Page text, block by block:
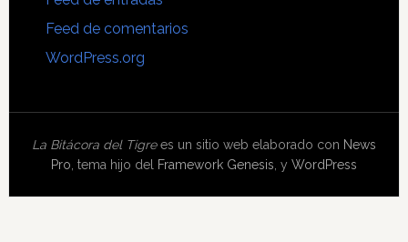
Feed de comentarios
WordPress.org
La Bitácora del Tigrees un sitio web elaborado con News
Pro , tema hijo del Framework Genesis , y WordPress